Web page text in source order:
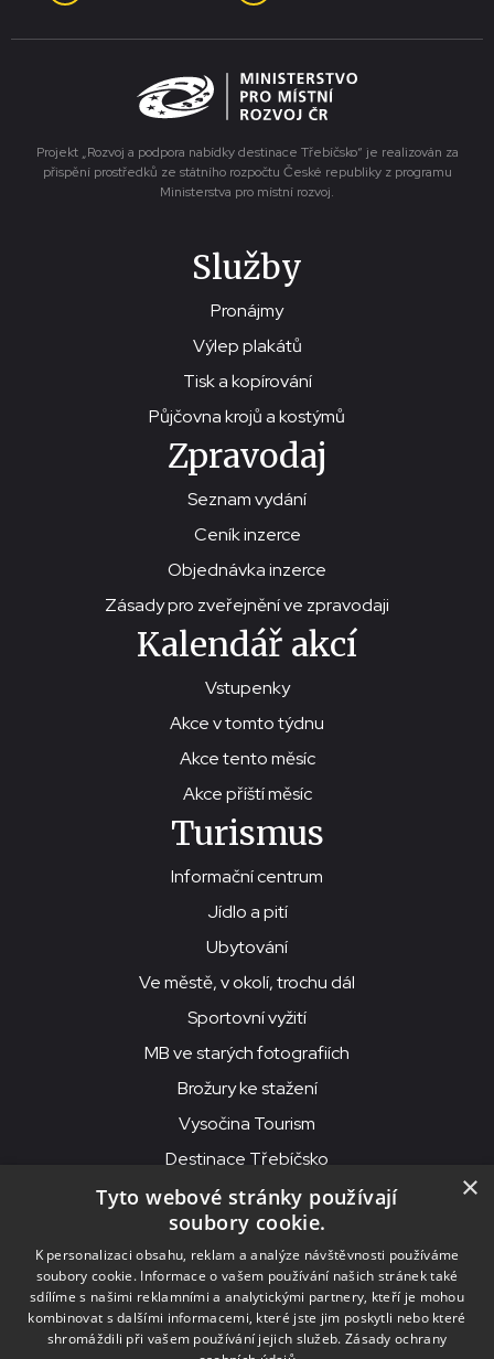
Projekt „Rozvoj a podpora nabídky destinace Třebíčsko“ je realizován za
přispění prostředků ze státního rozpočtu České republiky z programu
Ministerstva pro místní rozvoj.
Služby
Pronájmy
Výlep plakátů
Tisk a kopírování
Půjčovna krojů a kostýmů
Zpravodaj
Seznam vydání
Ceník inzerce
Objednávka inzerce
Zásady pro zveřejnění ve zpravodaji
Kalendář akcí
Vstupenky
Akce v tomto týdnu
Akce tento měsíc
Akce příští měsíc
Turismus
Informační centrum
Jídlo a pití
Ubytování
Ve městě, v okolí, trochu dál
Sportovní vyžití
MB ve starých fotografiích
Brožury ke stažení
Vysočina Tourism
Destinace Třebíčsko
© 2026MKS Beseda Mor. Budějovice
MKS Beseda, příspěvková organizace, Purcnerova 62, 676 02
Moravské Budějovice
IČO: 00091758, DIČ: CZ00091758, ID datové schránky: chjn2kd
×
Tyto webové stránky používají
soubory cookie.
K personalizaci obsahu, reklam a analýze návštěvnosti používáme
soubory cookie. Informace o vašem používání našich stránek také
sdílíme s našimi reklamními a analytickými partnery, kteří je mohou
kombinovat s dalšími informacemi, které jste jim poskytli nebo které
shromáždili při vašem používání jejich služeb. Zásady ochrany